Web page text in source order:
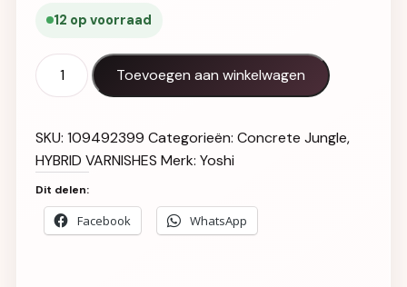
12 op voorraad
Gel Polish UV LED Downtown - 425 aantal
Toevoegen aan winkelwagen
SKU: 109492399 Categorieën: Concrete Jungle,
HYBRID VARNISHES Merk: Yoshi
Dit delen:
Facebook WhatsApp